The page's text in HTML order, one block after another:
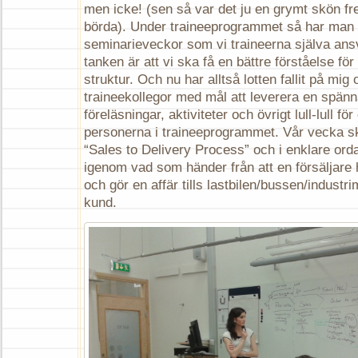
men icke! (sen så var det ju en grymt skön
börda). Under traineeprogrammet så har
seminarieveckor som vi traineerna själva
tanken är att vi ska få en bättre förståelse
struktur. Och nu har alltså lotten fallit på mig
traineekollegor med mål att leverera en
föreläsningar, aktiviteter och övrigt lull-lull för
personerna i traineeprogrammet. Vår vecka
“Sales to Delivery Process” och i enklare
igenom vad som händer från att en försäljare
och gör en affär tills lastbilen/bussen/
kund.